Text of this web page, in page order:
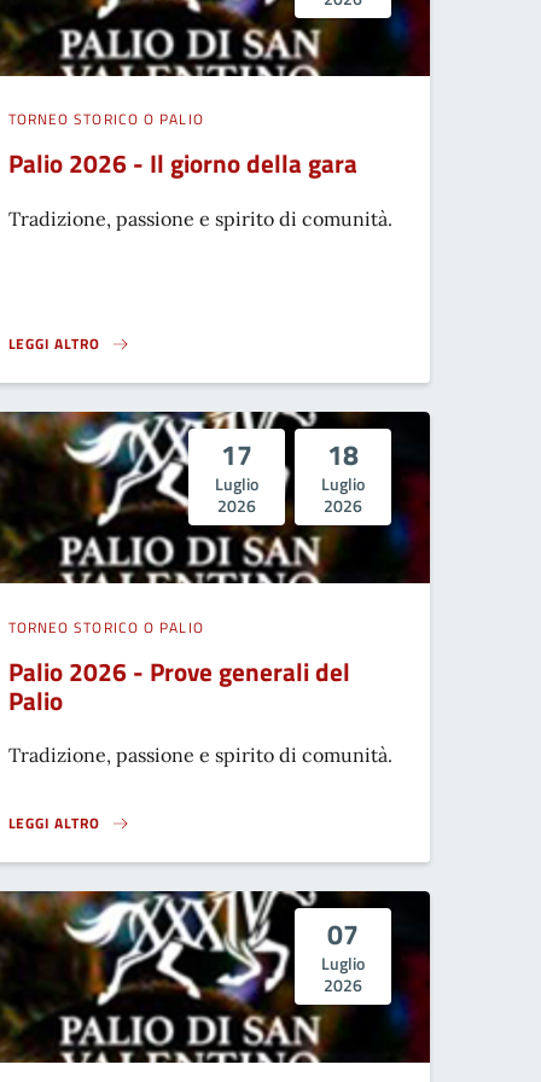
TORNEO STORICO O PALIO
Palio 2026 - Il giorno della gara
Tradizione, passione e spirito di comunità.
LEGGI ALTRO
PALIO 2026 - IL GIORNO DELLA GARA}
17
Luglio
2026
18
Luglio
2026
TORNEO STORICO O PALIO
Palio 2026 - Prove generali del
Palio
Tradizione, passione e spirito di comunità.
LEGGI ALTRO
PALIO 2026 - PROVE GENERALI DEL PALIO}
07
Luglio
2026